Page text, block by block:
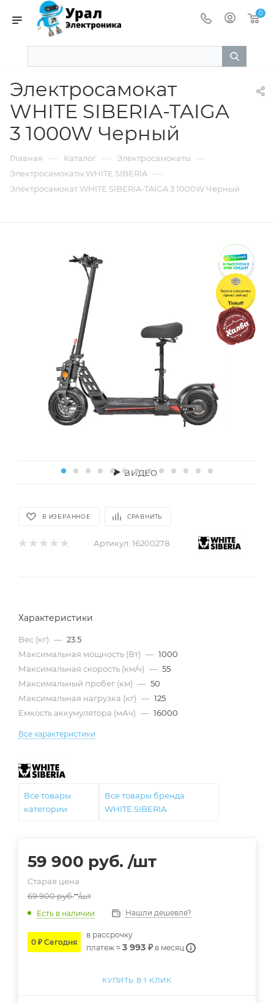
0
Электросамокат
WHITE SIBERIA-TAIGA
3 1000W Черный
Главная — Каталог — Электросамокаты —
Электросамокаты WHITE SIBERIA —
Электросамокат WHITE SIBERIA-TAIGA 3 1000W Черный
ВИДЕО
В ИЗБРАННОЕ СРАВНИТЬ
Артикул: 16200278
Характеристики
Вес (кг) — 23.5
Максимальная мощность (Вт) — 1000
Максимальная скорость (км/ч) — 55
Максимальный пробег (км) — 50
Максимальная нагрузка (кг) — 125
Емкость аккумулятора (мАч) — 16000
Все характеристики
Все товары
категории
Все товары бренда
WHITE SIBERIA
59 900 руб. /шт
Старая цена
69 900руб. /шт
Есть в наличии Нашли дешевле?
0 ₽ Сегодня
в расcрочку
платеж ≈ 3 993 ₽ в месяц
КУПИТЬ В 1 КЛИК